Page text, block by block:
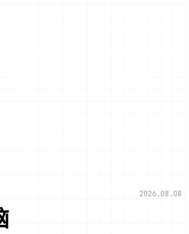
2026.08.08